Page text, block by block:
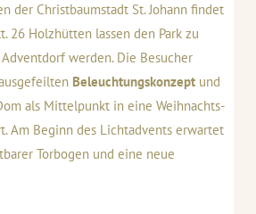
der Christbaumstadt St. Johann findet
26 Holzhütten lassen den Park zu
werden. Die Besucher
Beleuchtungskonzept und
als Mittelpunkt in eine Weihnachts-
Am Beginn des Lichtadvents erwartet
Torbogen und eine neue